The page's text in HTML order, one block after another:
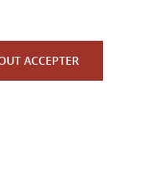
ACCEPTER